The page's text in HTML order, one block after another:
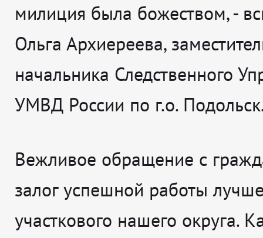
милиция была божеством, -
Ольга Архиереева,
начальника Следственного
УМВД России по г.о.
Вежливое обращение с
залог успешной работы
участкового нашего округа.